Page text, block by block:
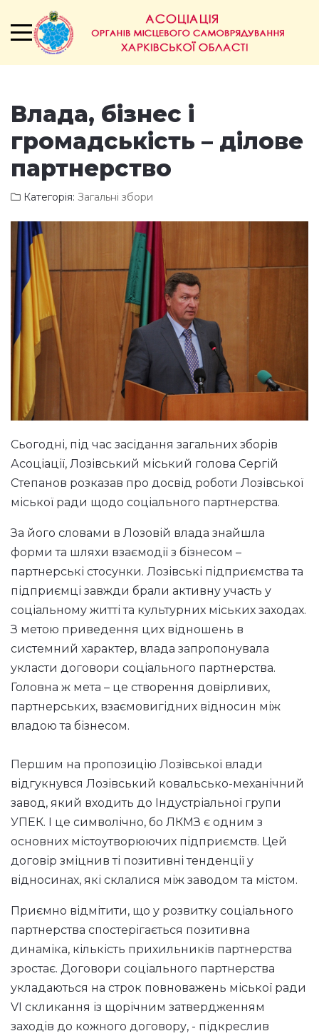
Влада, бізнес і
громадськість – ділове
партнерство
Категорія: Загальні збори
Сьогодні, під час засідання загальних зборів
Асоціації, Лозівський міський голова Сергій
Степанов розказав про досвід роботи Лозівської
міської ради щодо соціального партнерства.
За його словами в Лозовій влада знайшла
форми та шляхи взаємодії з бізнесом –
партнерські стосунки. Лозівські підприємства та
підприємці завжди брали активну участь у
соціальному житті та культурних міських заходах.
З метою приведення цих відношень в
системний характер, влада запропонувала
укласти договори соціального партнерства.
Головна ж мета – це створення довірливих,
партнерських, взаємовигідних відносин між
владою та бізнесом.
Першим на пропозицію Лозівської влади
відгукнувся Лозівський ковальсько-механічний
завод, який входить до Індустріальної групи
УПЕК. І це символічно, бо ЛКМЗ є одним з
основних містоутворюючих підприємств. Цей
договір зміцнив ті позитивні тенденції у
відносинах, які склалися між заводом та містом.
Приємно відмітити, що у розвитку соціального
партнерства спостерігається позитивна
динаміка, кількість прихильників партнерства
зростає. Договори соціального партнерства
укладаються на строк повноважень міської ради
VІ скликання із щорічним затвердженням
заходів до кожного договору, - підкреслив